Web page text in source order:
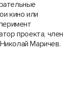
кино или
проекта, член
Маричев.